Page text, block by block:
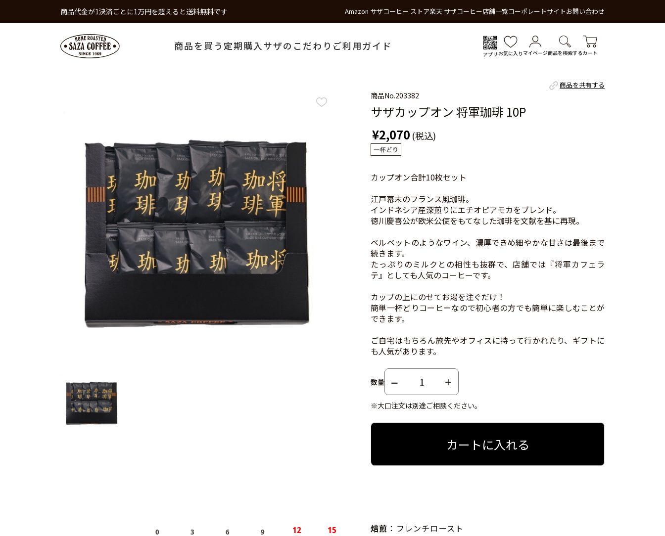
商品代金が1決済ごとに1万円を超えると送料無料です Amazon サザコーヒー ストア楽天 サザコーヒー店舗一覧コーポレートサイトお問い合わせ
商品を買う 定期購入 サザのこだわり ご利用ガイド
アプリ お気に入り マイページ商品を検索するカート
商品を共有する
商品No.203382
サザカップオン 将軍珈琲 10P
¥2,070 (税込)
カップオン合計10枚セット
江戸幕末のフランス風珈琲。
インドネシア産深煎りにエチオピアモカをブレンド。
徳川慶喜公が欧米公使をもてなした珈琲を文献を基に再現。
ベルベットのようなワイン、濃厚できめ細やかな甘さは最後まで
続きます。
たっぷりのミルクとの相性も抜群で、店舗では『将軍カフェラ
テ』としても人気のコーヒーです。
カップの上にのせてお湯を注ぐだけ！
簡単一杯どりコーヒーなので初心者の方でも簡単に楽しむことが
できます。
ご自宅はもちろん旅先やオフィスに持って行かれたり、ギフトに
も人気があります。
数量
※大口注文は別途ご相談ください。
カートに入れる
焙煎 ：フレンチロースト